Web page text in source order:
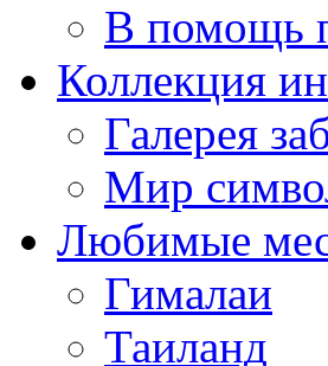
В помощь
Коллекция
Галерея
Мир
Любимые
Гималаи
Таиланд